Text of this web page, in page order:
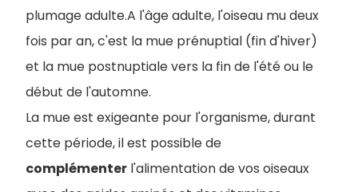
plumage adulte.A l'âge adulte, l'oiseau mu deux
fois par an, c'est la mue prénuptial (fin d'hiver)
et la mue postnuptiale vers la fin de l'été ou le
début de l'automne.
La mue est exigeante pour l'organisme, durant
cette période, il est possible de
complémenter l'alimentation de vos oiseaux